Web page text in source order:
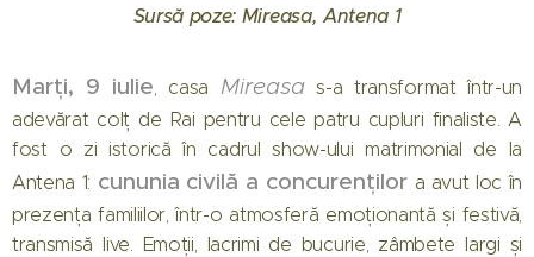
Sursă poze: Mireasa, Antena 1
Marți, 9 iulie, casa Mireasas-a transformat într-un
adevărat colț de Rai pentru cele patru cupluri finaliste. A
fost o zi istorică în cadrul show-ului matrimonial de la
Antena 1: cununia civilă a concurenților a avut loc în
prezența familiilor, într-o atmosferă emoționantă și festivă,
transmisă live. Emoții, lacrimi de bucurie, zâmbete largi și